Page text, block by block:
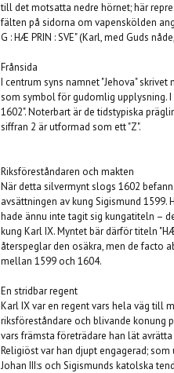
till det motsatta nedre hörnet; här
fälten på sidorna om vapenskölden
G : HÆ PRIN : SVE" (Karl, med Guds
Frånsida
I centrum syns namnet "Jehova"
som symbol för gudomlig upplysning. I
1602". Noterbart är de tidstypiska
siffran 2 är utformad som ett "Z".
Riksföreståndaren och makten
När detta silvermynt slogs 1602
avsättningen av kung Sigismund
hade ännu inte tagit sig kungatiteln –
kung Karl IX. Myntet bär därför titeln
återspeglar den osäkra, men de facto
mellan 1599 och 1604.
En stridbar regent
Karl IX var en regent vars hela väg till
riksföreståndare och blivande konung
vars främsta företrädare han lät
Religiöst var han djupt engagerad;
Johan III:s och Sigismunds katolska